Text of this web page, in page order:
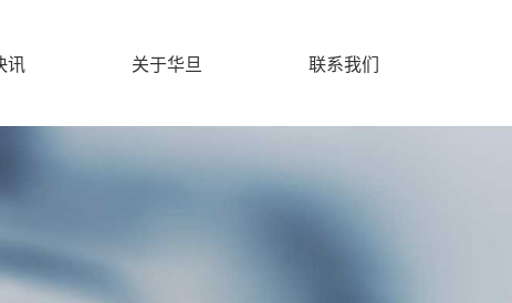
讯 关于华旦 联系我们